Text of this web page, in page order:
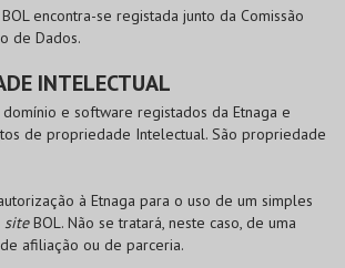
BOLencontra-se registada junto da Comissão
de Dados.
INTELECTUAL
domínio e software registados da Etnaga e
de propriedade Intelectual. São propriedade
à Etnaga para o uso de um simples
site BOL. Não se tratará, neste caso, de uma
afiliação ou de parceria.